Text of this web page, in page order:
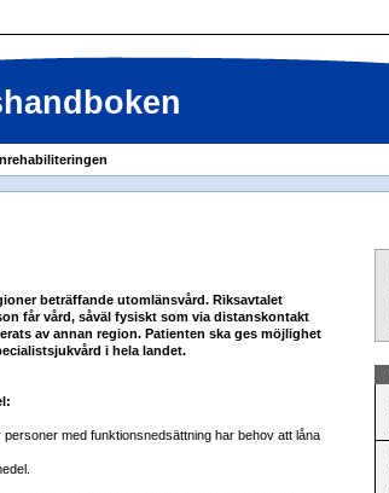
beträffande utomlänsvård. Riksavtalet
får vård, såväl fysiskt som via distanskontakt
av annan region. Patienten ska ges möjlighet
i hela landet.
med funktionsnedsättning har behov att låna